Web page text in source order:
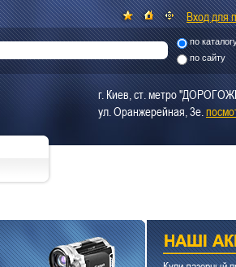
Вход для
по
по сайту
г. Киев, ст. метро
ул. Оранжерейная, 3е.